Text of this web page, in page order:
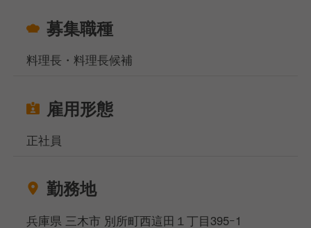
調理の基礎はもちろん、商品開発や
研修をご用意◎
現場で役立つスキルを実践的に
習得できるので、学んだことをすぐに
仕事に活かせます。
早期に店舗の責任者として
活躍できる環境があります。
募集職種
料理長・料理長候補
雇用形態
正社員
勤務地
兵庫県 三木市 別所町西這田１丁目395ｰ1